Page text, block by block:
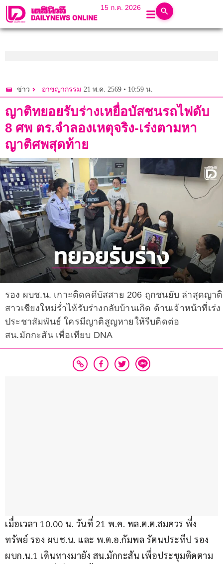
15 ก.ค. 2026
ข่าว อาชญากรรม 21 พ.ค. 2569 • 10:59 น.
ญาติทยอยรับร่างเหยื่อบัสชนรถไฟดับ
8 ศพ ตร.จำลองเหตุจริง-เร่งตามหา
ญาติศพสุดท้าย
รอง ผบช.น. เกาะติดคดีบัสสาย 206 ถูกชนยับ ล่าสุดญาติ
สาวเชียงใหม่ร่ำไห้รับร่างกลับบ้านเกิด ด้านเจ้าหน้าที่เร่ง
ประชาสัมพันธ์ ใครมีญาติสูญหายให้รีบติดต่อ
สน.มักกะสัน เพื่อเทียบ DNA
เมื่อเวลา 10.00 น. วันที่ 21 พ.ค. พล.ต.ต.สมควร พึ่ง
ทรัพย์ รอง ผบช.น. และ พ.ต.อ.กัมพล รัตนประทีป รอง
ผบก.น.1 เดินทางมายัง สน.มักกะสัน เพื่อประชุมติดตาม